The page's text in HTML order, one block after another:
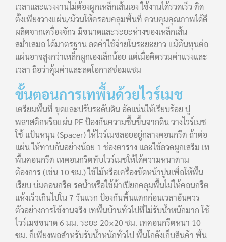
เวลาและแรงงานไม่ต้องผูกเหล็กเส้นเอง ใช้งานได้รวดเร็ว ติด
ตั้งเพียงวางแผ่น/ม้วนให้ครอบคลุมพื้นที่ ควบคุมคุณภาพได้ดี
ผลิตจากเครื่องจักร มีขนาดและระยะห่างของเหล็กเส้น
สม่ำเสมอ ได้มาตรฐาน ลดค่าใช้จ่ายในระยะยาว แม้ต้นทุนต่อ
แผ่นอาจสูงกว่าเหล็กผูกเองเล็กน้อย แต่เมื่อคิดรวมค่าแรงและ
เวลา ถือว่าคุ้มค่าและลดโอกาสซ่อมแซม
ขั้นตอนการเทพื้นด้วยไวร์เมช
เตรียมพื้นที่ ขุดและปรับระดับดิน อัดแน่นให้เรียบร้อย ปู
พลาสติกหรือแผ่น PE ป้องกันความชื้นขึ้นจากดิน วางไวร์เมช
ใช้ แป้นหนุน (Spacer) ให้ไวร์เมชลอยอยู่กลางคอนกรีต ถ้าต่อ
แผ่น ให้ทาบกันอย่างน้อย 1 ช่องตาราง และใช้ลวดผูกเสริม เท
พื้นคอนกรีต เทคอนกรีตทับไวร์เมชให้ได้ความหนาตาม
ต้องการ (เช่น 10 ซม.) ใช้ไม้หรือเครื่องขัดหน้าปูนเพื่อให้พื้น
เรียบ บ่มคอนกรีต รดน้ำหรือใช้ผ้าเปียกคลุมพื้นไม่ให้คอนกรีต
แห้งเร็วเกินไปใน 7 วันแรก ป้องกันพื้นแตกก่อนเวลาอันควร
ตัวอย่างการใช้งานจริง เทพื้นบ้านทั่วไปที่ไม่รับน้ำหนักมาก ใช้
ไวร์เมชขนาด 6 มม. ระยะ 20×20 ซม. เทคอนกรีตหนา 10
ซม. ก็เพียงพอสำหรับรับน้ำหนักทั่วไป พื้นโกดังเก็บสินค้า พื้น